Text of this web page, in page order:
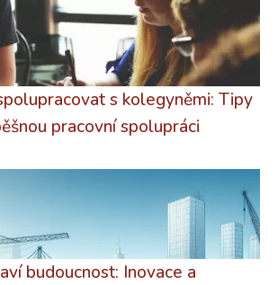
s kolegyněmi: Tipy
pracovní spolupráci
budoucnost: Inovace a